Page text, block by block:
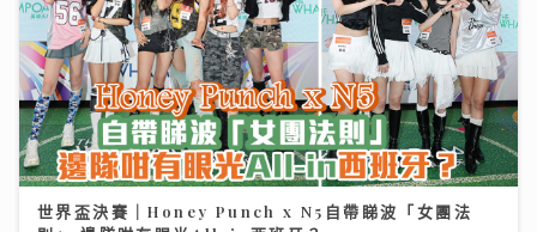
世界盃決賽｜Honey Punch x N5自帶睇波「女團法
則」 邊隊咁有眼光All-in西班牙？
23/07/2026